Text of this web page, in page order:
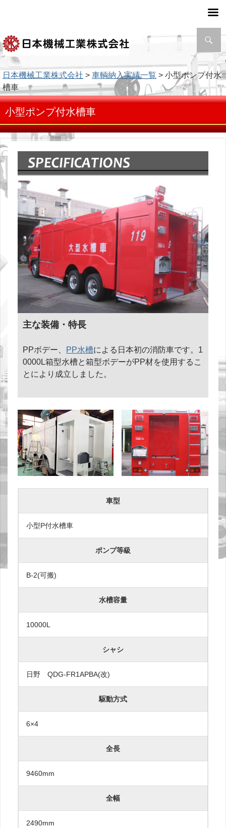
索
日本機械工業株式会社 > 車輌納入実績一覧 > 小型ポンプ付水
槽車
小型ポンプ付水槽車
主な装備・特長
PPボデー、 PP水槽による日本初の消防車です。1
0000L箱型水槽と箱型ボデーがPP材を使用するこ
とにより成立しました。
車型
小型P付水槽車
ポンプ等級
B-2(可搬)
水槽容量
10000L
シャシ
日野 QDG-FR1APBA(改)
駆動方式
6×4
全長
9460mm
全幅
2490mm